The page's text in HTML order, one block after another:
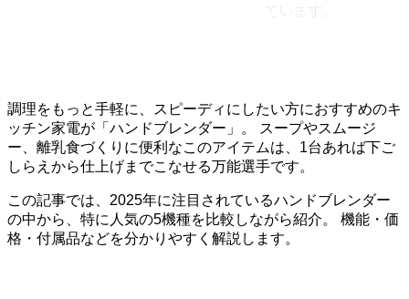
ています。
調理をもっと手軽に、スピーディにしたい方におすすめのキ
ッチン家電が「ハンドブレンダー」。 スープやスムージ
ー、離乳食づくりに便利なこのアイテムは、1台あれば下ご
しらえから仕上げまでこなせる万能選手です。
この記事では、2025年に注目されているハンドブレンダー
の中から、特に人気の5機種を比較しながら紹介。 機能・価
格・付属品などを分かりやすく解説します。